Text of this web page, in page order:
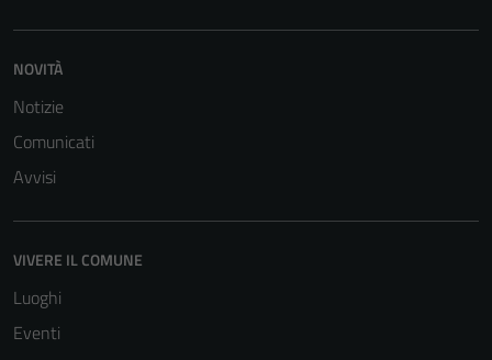
NOVITÀ
Notizie
Comunicati
Avvisi
VIVERE IL COMUNE
Luoghi
Eventi